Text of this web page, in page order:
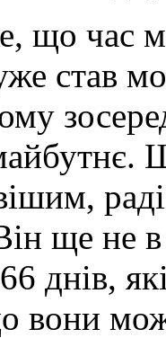
що час
став
ще не
днів,
вони